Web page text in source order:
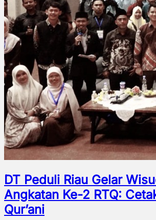
DT Peduli Riau Gelar
Angkatan Ke-2 RTQ:
Qur’ani